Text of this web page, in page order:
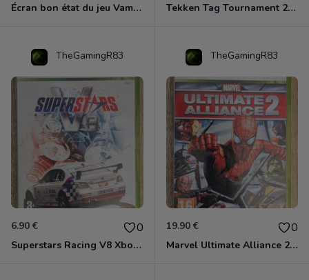
Écran bon état du jeu Vampire et livre de règles « la mascarade » état d’usage Tekken Tag Tournament 2 Xbox 360
TheGamingR83
6.90 € 0
Superstars Racing V8 Xbox 360
TheGamingR83
19.90 € 0
Marvel Ultimate Alliance 2 Xbox 360